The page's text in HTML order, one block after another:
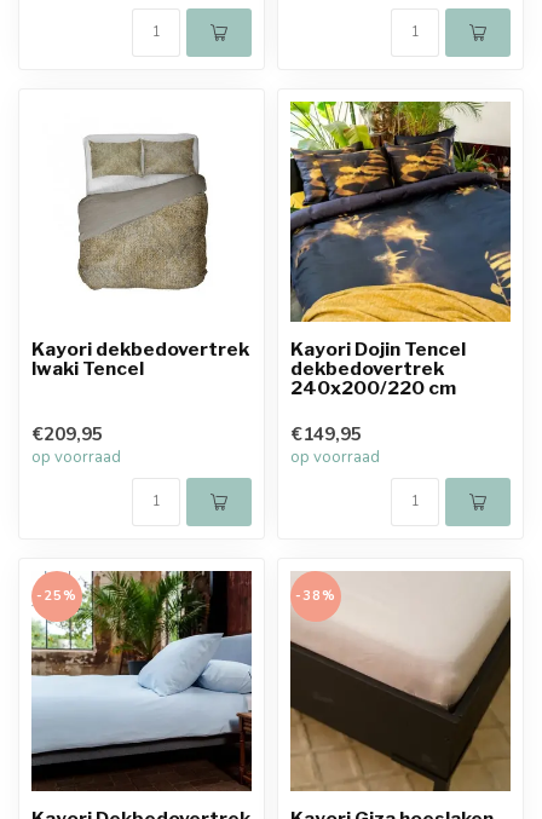
Kayori dekbedovertrek
Iwaki Tencel
€209,95
op voorraad
Kayori Dojin Tencel
dekbedovertrek
240x200/220 cm
€149,95
op voorraad
-25% -38%